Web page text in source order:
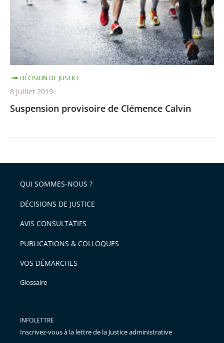
Suspension provisoire de Clémence Calvin
DÉCISION DE JUSTICE
8 juillet 2019
QUI SOMMES-NOUS ?
DÉCISIONS DE JUSTICE
AVIS CONSULTATIFS
PUBLICATIONS & COLLOQUES
VOS DÉMARCHES
Glossaire
INFOLETTRE
Inscrivez-vous à la lettre de la Justice administrative